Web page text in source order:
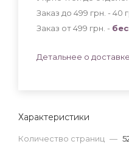
Характеристики
Количество страниц —
Заказ до 499 грн. - 40
Заказ от 499 грн. -
Детальнее о доставке